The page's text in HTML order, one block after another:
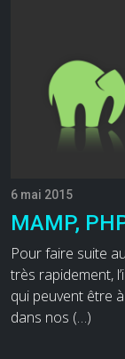
6 mai 2015
MAMP,
Pour faire suite
très rapidement,
qui peuvent être
dans nos (…)